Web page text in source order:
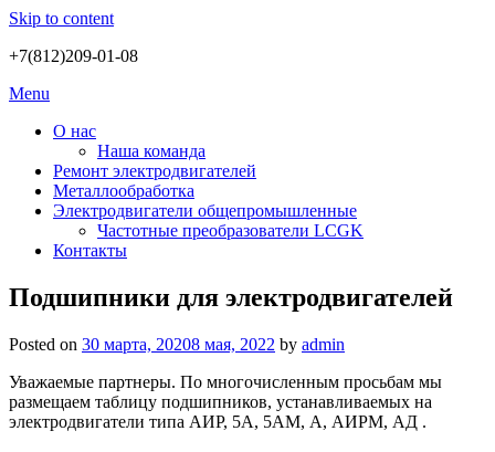
Skip to content
+7(812)209-01-08
Menu
О нас
Наша команда
Ремонт электродвигателей
Металлообработка
Электродвигатели общепромышленные
Частотные преобразователи LCGK
Контакты
Подшипники для электродвигателей
Posted on 30 марта, 20208 мая, 2022 by admin
Уважаемые партнеры. По многочисленным просьбам мы
размещаем таблицу подшипников, устанавливаемых на
электродвигатели типа АИР, 5А, 5АМ, А, АИРМ, АД .